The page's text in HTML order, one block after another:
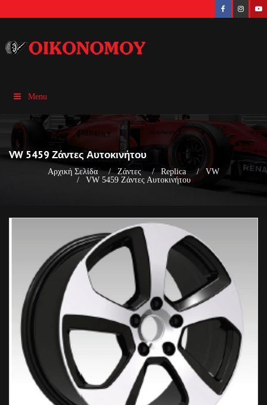
Menu
VW 5459 Ζάντες Αυτοκινήτου
Αρχική Σελίδα Ζάντες Replica
VW
VW 5459 Ζάντες Αυτοκινήτου